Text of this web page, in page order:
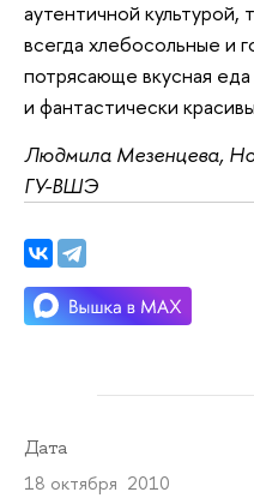
аутентичной культурой,
всегда хлебосольные и
потрясающе вкусная еда
и фантастически
Людмила Мезенцева,
ГУ-ВШЭ
Дата
18 октября 2010